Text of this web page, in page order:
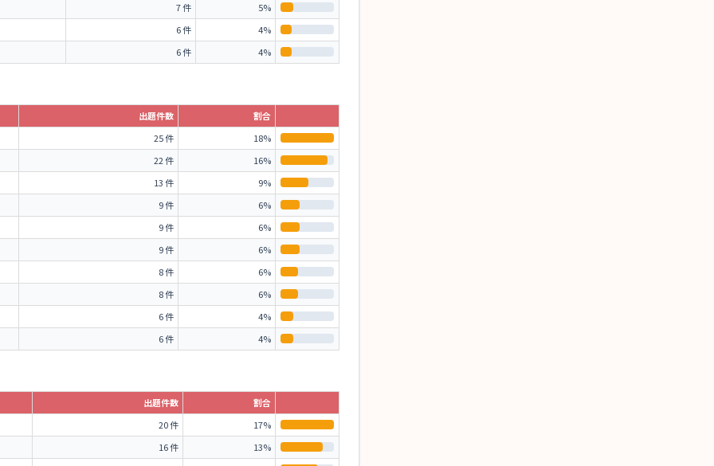
7 件
5%
6 件
4%
6 件
4%
出題件数
割合
25 件
18%
22 件
16%
13 件
9%
9 件
6%
9 件
6%
9 件
6%
8 件
6%
8 件
6%
6 件
4%
6 件
4%
出題件数
割合
20 件
17%
16 件
13%